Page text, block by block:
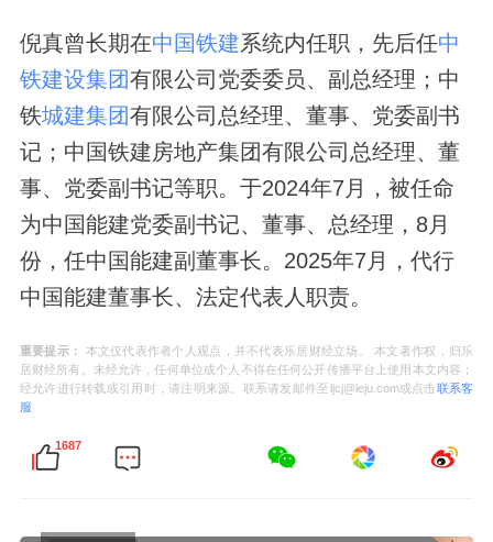
倪真曾长期在中国铁建系统内任职，先后任中
铁建设集团有限公司党委委员、副总经理；中
铁城建集团有限公司总经理、董事、党委副书
记；中国铁建房地产集团有限公司总经理、董
事、党委副书记等职。于2024年7月，被任命
为中国能建党委副书记、董事、总经理，8月
份，任中国能建副董事长。2025年7月，代行
中国能建董事长、法定代表人职责。
重要提示：
本文仅代表作者个人观点，并不代表乐居财经立场。 本文著作权，归乐
居财经所有。未经允许，任何单位或个人不得在任何公开传播平台上使用本文内容；
经允许进行转载或引用时，请注明来源。联系请发邮件至ljcj@leju.com或点击联系客
服
1687